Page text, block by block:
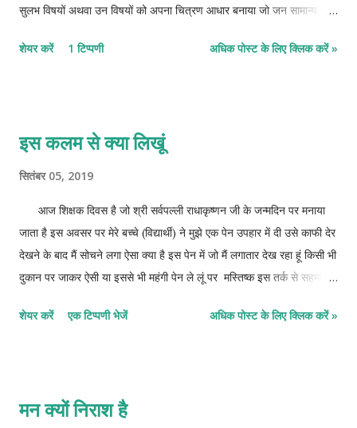
सुलभ विषयों अथवा उन विषयों को अपना चित्रण आधार बनाया जो जन सामान्य में
तक पहुंच सके इसीलिए राजा रवि वर्मा को जनसामान्य का चित्रकार भी कहा जाता है
किया जाता है भारतीय(तंजोर शैली) तथा पश्चिमी अकादमिक यथार्थवाद के बीच के
सेतु स्वरूप थे राजा रवि वर्मा पहले प्रसिद्ध भारतीय चित्रकार थे जिन्होंने कैनवास पर
शेयर करें 1 टिप्पणी अधिक पोस्ट के लिए क्लिक करें »
इस कलम से क्या लिखूं
सितंबर 05, 2019
आज शिक्षक दिवस है जो श्री सर्वपल्ली राधाकृष्णन जी के जन्मदिन पर मनाया
जाता है इस अवसर पर मेरे बच्चे (विद्यार्थी) ने मुझे एक पेन उपहार में दी उसे काफी देर
देखने के बाद मैं सोचने लगा ऐसा क्या है इस पेन में जो मैं लगातार देख रहा हूं किसी भी
दुकान पर जाकर ऐसी या इससे भी महंगी पेन ले लूं पर मस्तिष्क इस तर्क से सहमत
कलम की कोई कीमत नहीं है इसमें तो उसकी अपार श्रद्धा और विश्वास है जिसकी तुम
लाया है इसे मात्र उपहार मान लेना उस बच्चे का नहीं बल्कि उस ईश्वर का अपमान हैं
शेयर करें एक टिप्पणी भेजें अधिक पोस्ट के लिए क्लिक करें »
मन क्यों निराश है